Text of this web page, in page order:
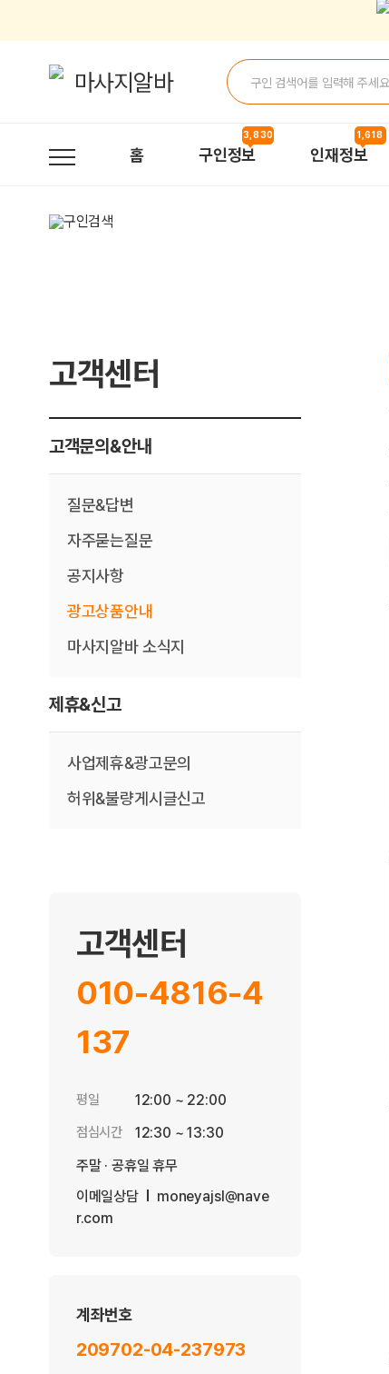
홈 구인정보
3,830
인재정보
1,618
고객센터
고객문의&안내
질문&답변
자주묻는질문
공지사항
광고상품안내
마사지알바 소식지
제휴&신고
사업제휴&광고문의
허위&불량게시글신고
고객센터
010-4816-4
137
평일 12:00 ~ 22:00
점심시간
12:30 ~ 13:30
주말 · 공휴일 휴무
이메일상담
moneyajsl@nave
r.com
계좌번호
209702-04-237973